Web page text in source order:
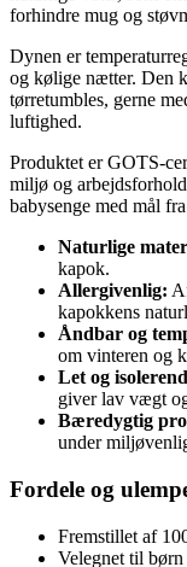
forhindre mug og
Dynen er
og kølige nætter. Den
tørretumbles, gerne
luftighed.
Produktet er GOTS-
miljø og
babysenge med mål
Naturlige
kapok.
Allergivenlig:
kapokkens
Åndbar og
om vinteren og
Let og
giver lav vægt
Bæredygtig
under
Fordele og
Fremstillet af
Velegnet til